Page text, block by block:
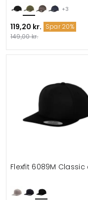
+3
119,20 kr. Spar 20%
149,00 kr.
Flexfit 6089M